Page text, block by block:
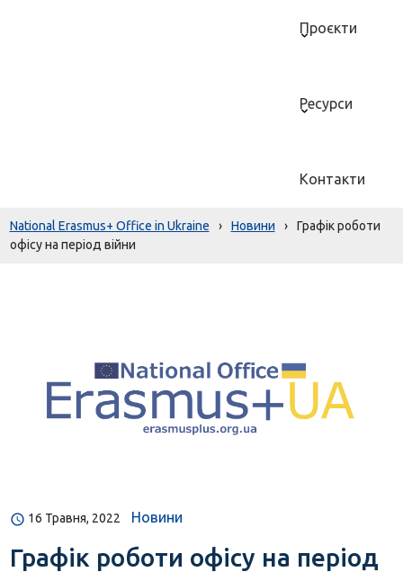
Проєкти
Ресурси
Контакти
National Erasmus+ Office in Ukraine › Новини ›
Графік роботи
офісу на період війни
16 Травня, 2022 Новини
Графік роботи офісу на період